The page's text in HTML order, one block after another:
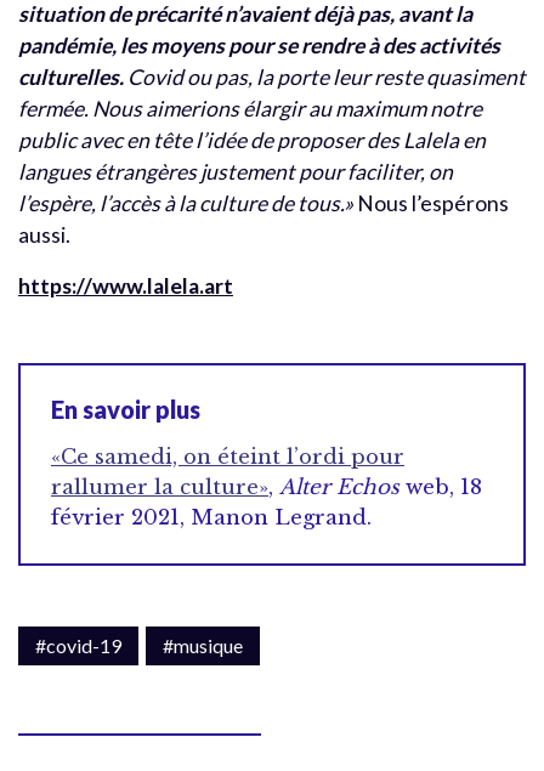
situation de précarité n’avaient déjà pas, avant la
pandémie, les moyens pour se rendre à des activités
culturelles. Covid ou pas, la porte leur reste quasiment
fermée.Nous aimerions élargir au maximum notre
public avec en tête l’idée de proposer des Lalela en
langues étrangères justement pour faciliter, on
l’espère, l’accès à la culture de tous.» Nous l’espérons
aussi.
https://www.lalela.art
En savoir plus
«Ce samedi, on éteint l’ordi pour
rallumer la culture», Alter Echosweb, 18
février 2021, Manon Legrand.
#covid-19 #musique